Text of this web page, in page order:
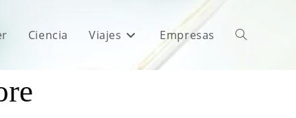
Ciencia Viajes Empresas